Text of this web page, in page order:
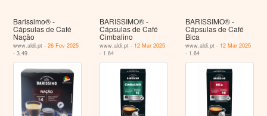
Barissimo® -
Cápsulas de Café
Nação
www.aldi.pt -26 Fev 2025
- 3.49
BARISSIMO® -
Cápsulas de Café
Cimbalino
www.aldi.pt - 12 Mar 2025
- 1.64
BARISSIMO® -
Cápsulas de Café
Bica
www.aldi.pt - 12 Mar 2025
- 1.64